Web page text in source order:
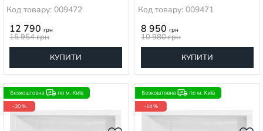
Код товару: 009472
12 790 грн
15 954грн
КУПИТИ
Код товару: 009471
8 950 грн
10 980грн
КУПИТИ
-20 % -14 %